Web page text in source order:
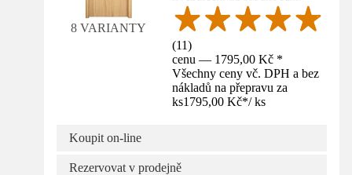
8 VARIANTY
(11)
cenu — 1795,00 Kč *
Všechny ceny vč. DPH a bez
nákladů na přepravu za
ks1795,00 Kč*/ ks
Koupit on-line
Rezervovat v prodejně